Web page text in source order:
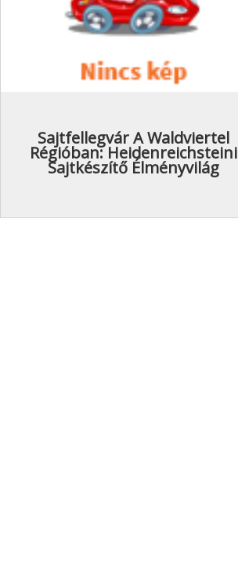
Sajtfellegvár A Waldviertel
Régióban: Heidenreichsteini
Sajtkészítő Élményvilág